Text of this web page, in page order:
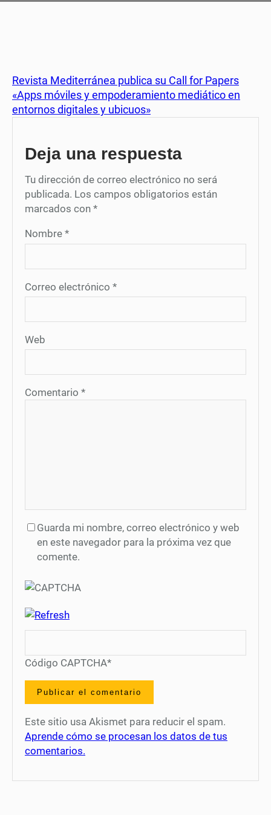
Revista Mediterránea publica su Call for Papers
«Apps móviles y empoderamiento mediático en
entornos digitales y ubicuos»
Deja una respuesta
Tu dirección de correo electrónico no será
publicada. Los campos obligatorios están
marcados con *
Nombre *
Correo electrónico *
Web
Comentario *
Guarda mi nombre, correo electrónico y web
en este navegador para la próxima vez que
comente.
Código CAPTCHA*
Este sitio usa Akismet para reducir el spam.
Aprende cómo se procesan los datos de tus
comentarios.